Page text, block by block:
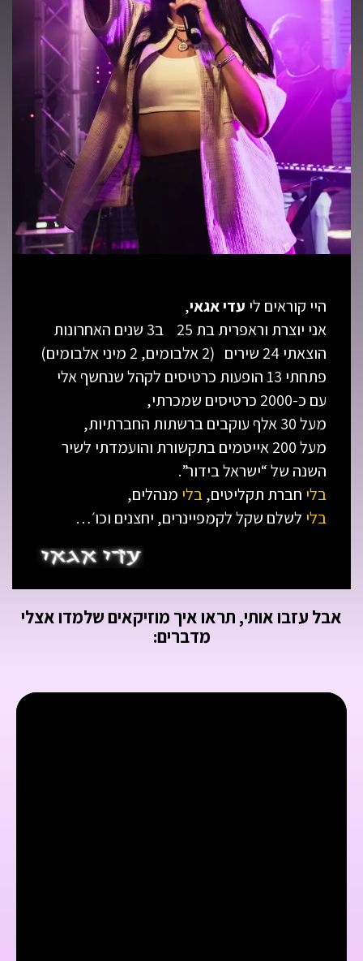
היי קוראים לי עדי אגאי,
אני יוצרת וראפרית בת 25 ב3 שנים האחרונות
הוצאתי 24 שירים (2 אלבומים, 2 מיני אלבומים)
פתחתי 13 הופעות כרטיסים לקהל שנחשף אלי
עם כ-2000 כרטיסים שמכרתי,
מעל 30 אלף עוקבים ברשתות החברתיות,
מעל 200 אייטמים בתקשורת והועמדתי לשיר
השנה של “ישראל בידור”.
בלי חברת תקליטים,בלי מנהלים,
בלי לשלם שקל לקמפיינרים, יחצנים וכו׳…
אבל עזבו אותי, תראו איך מוזיקאים שלמדו אצלי
מדברים: